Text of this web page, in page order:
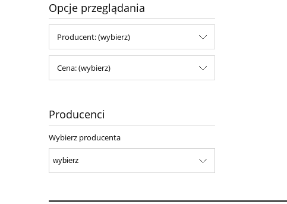
Opcje przeglądania
Producent: (wybierz)
Cena: (wybierz)
Producenci
Wybierz producenta